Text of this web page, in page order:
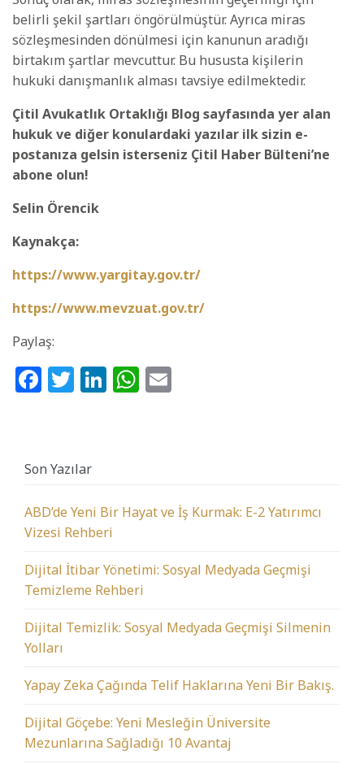
belirli şekil şartları öngörülmüştür. Ayrıca miras
sözleşmesinden dönülmesi için kanunun aradığı
birtakım şartlar mevcuttur. Bu hususta kişilerin
hukuki danışmanlık alması tavsiye edilmektedir.
Çitil Avukatlık Ortaklığı Blog sayfasında yer alan
hukuk ve diğer konulardaki yazılar ilk sizin e-
postanıza gelsin isterseniz Çitil Haber Bülteni’ne
abone olun!
Selin Örencik
Kaynakça:
https://www.yargitay.gov.tr/
https://www.mevzuat.gov.tr/
Paylaş:
Facebook
Twitter
LinkedIn
WhatsApp
Son Yazılar
ABD’de Yeni Bir Hayat ve İş Kurmak: E-2 Yatırımcı
Vizesi Rehberi
Dijital İtibar Yönetimi: Sosyal Medyada Geçmişi
Temizleme Rehberi
Dijital Temizlik: Sosyal Medyada Geçmişi Silmenin
Yolları
Yapay Zeka Çağında Telif Haklarına Yeni Bir Bakış.
Dijital Göçebe: Yeni Mesleğin Üniversite
Mezunlarına Sağladığı 10 Avantaj